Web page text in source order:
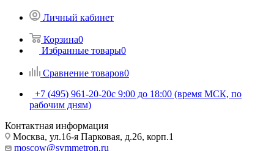
Личный кабинет
Корзина0
Избранные товары0
Сравнение товаров0
+7 (495) 961-20-20с 9:00 до 18:00 (время МСК, по
рабочим дням)
Контактная информация
Москва, ул.16-я Парковая, д.26, корп.1
moscow@symmetron.ru